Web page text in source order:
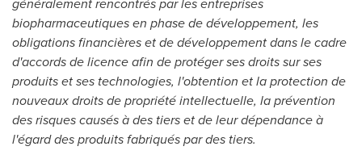
biopharmaceutiques en phase de développement, les
obligations financières et de développement dans le cadre
d'accords de licence afin de protéger ses droits sur ses
produits et ses technologies, l'obtention et la protection de
nouveaux droits de propriété intellectuelle, la prévention
des risques causés à des tiers et de leur dépendance à
l'égard des produits fabriqués par des tiers.